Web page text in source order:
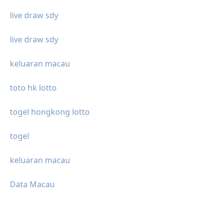
live draw sdy
live draw sdy
keluaran macau
toto hk lotto
togel hongkong lotto
togel
keluaran macau
Data Macau